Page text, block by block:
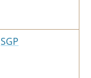
SGP